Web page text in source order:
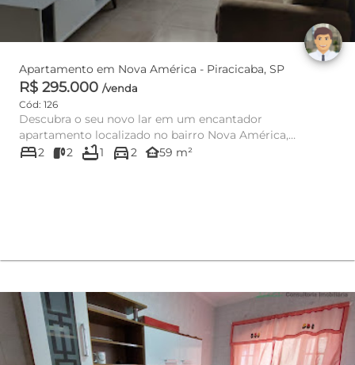
Apartamento em Nova América - Piracicaba, SP
R$ 295.000 /venda
Cód: 126
Descubra o seu novo lar em um encantador
apartamento localizado no bairro Nova América,
Piracicaba, ao lado da Faculdad...
bed2 2 bathtub1 directions_car2 other_houses59 m²